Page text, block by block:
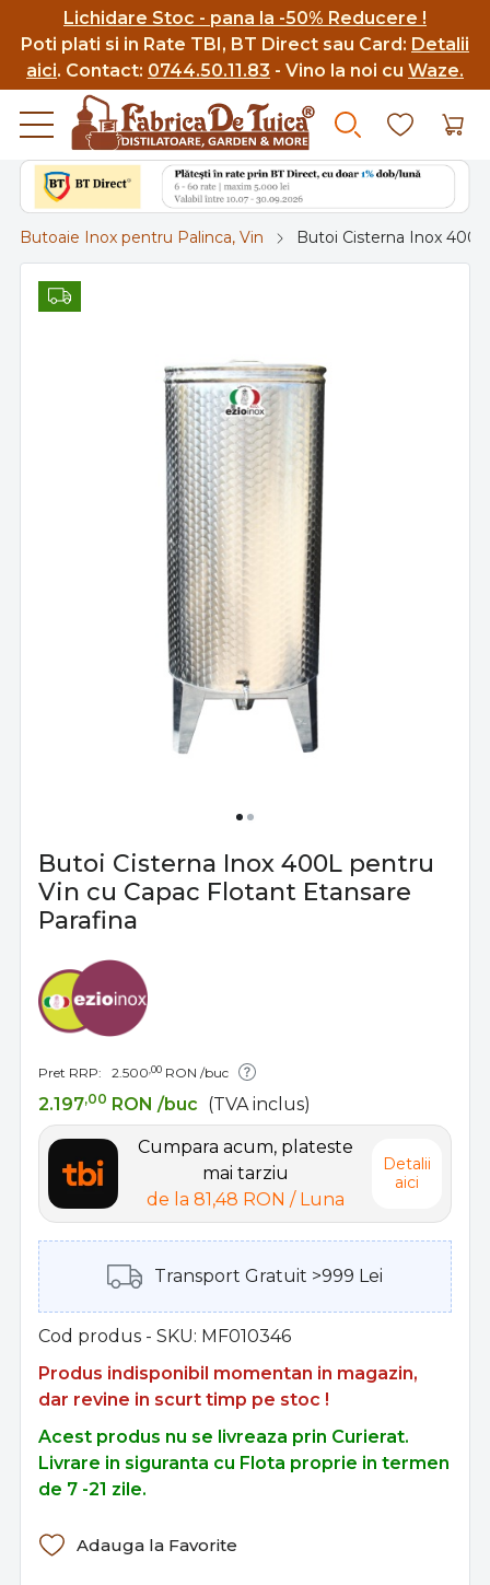
Lichidare Stoc - pana la -50% Reducere !
Poti plati si in Rate TBI, BT Direct sau Card: Detalii
aici. Contact: 0744.50.11.83 - Vino la noi cu Waze.
Butoaie Inox pentru Palinca, Vin Butoi Cisterna Inox
Butoi Cisterna Inox 400L pentru
Vin cu Capac Flotant Etansare
Parafina
Pret RRP: 2.500,00 RON /buc
2.197,00 RON /buc (TVA inclus)
Cumpara acum, plateste
mai tarziu
de la 81,48 RON / Luna
Detalii
aici
Transport Gratuit >999 Lei
Cod produs - SKU MF010346
Produs indisponibil momentan in magazin,
dar revine in scurt timp pe stoc !
Acest produs nu se livreaza prin Curierat.
Livrare in siguranta cu Flota proprie in termen
de 7 -21 zile.
Adauga la Favorite